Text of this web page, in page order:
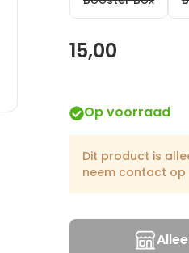
15,00
Op voorraad
Dit product is
neem contact op